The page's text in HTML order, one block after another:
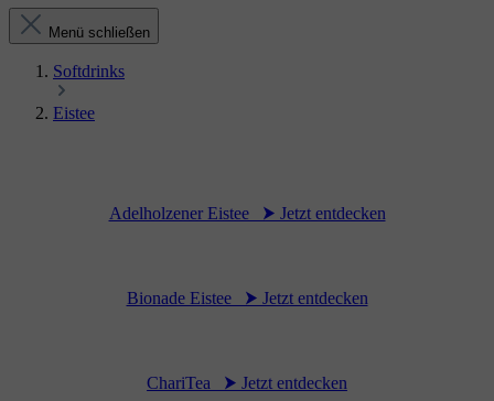
Menü schließen
Softdrinks
Eistee
Adelholzener Eistee ⮞ Jetzt entdecken
Bionade Eistee ⮞ Jetzt entdecken
ChariTea ⮞ Jetzt entdecken